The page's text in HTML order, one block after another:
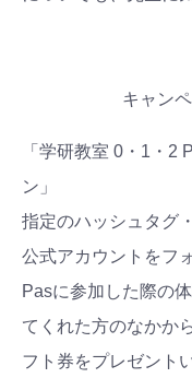
キャン
「学研教室 0・1・2
ン」
指定のハッシュタグ
公式アカウントをフ
Pasに参加した際の
てくれた方のなかか
フト券をプレゼント
学び